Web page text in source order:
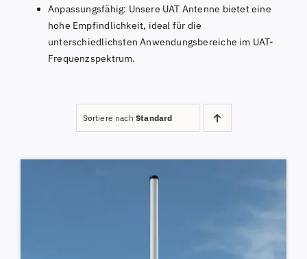
Anpassungsfähig: Unsere UAT Antenne bietet eine
hohe Empfindlichkeit, ideal für die
unterschiedlichsten Anwendungsbereiche im UAT-
Frequenzspektrum.
Sortiere nachStandard